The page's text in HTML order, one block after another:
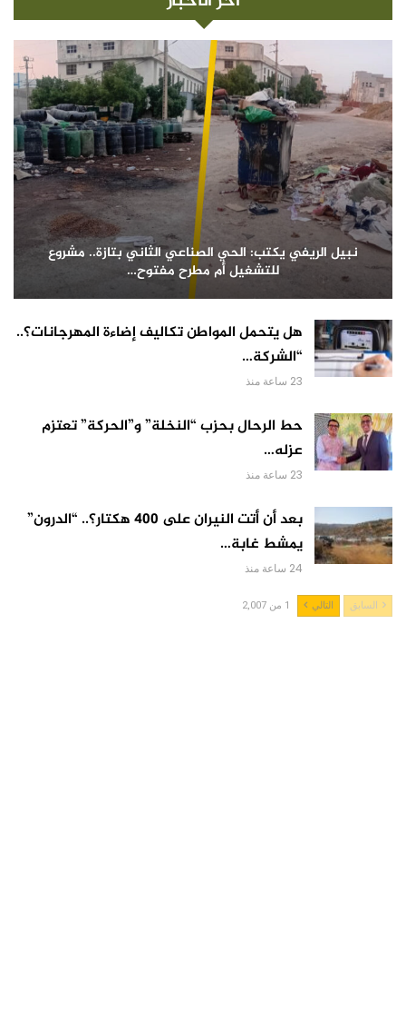
نبيل الريفي يكتب: الحي الصناعي الثاني بتازة.. مشروع
للتشغيل أم مطرح مفتوح…
هل يتحمل المواطن تكاليف إضاءة المهرجانات؟..
“الشركة…
23 ساعة منذ
حط الرحال بحزب “النخلة” و”الحركة” تعتزم
عزله…
23 ساعة منذ
بعد أن أتت النيران على 400 هكتار؟.. “الدرون”
يمشط غابة…
24 ساعة منذ
السابق التالي 1 من 2,007